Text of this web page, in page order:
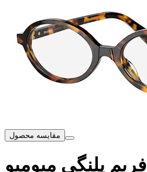
مقایسه محصول
فریم پلنگی میومیو